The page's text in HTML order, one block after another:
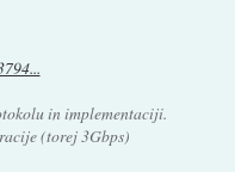
in implementaciji.
(torej 3Gbps)